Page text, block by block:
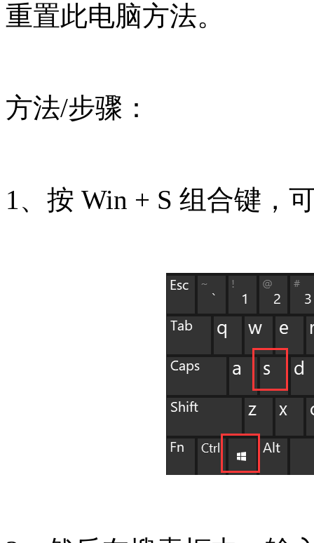
重置此电脑方法。
方法/步骤：
1、按 Win + S 组合键，